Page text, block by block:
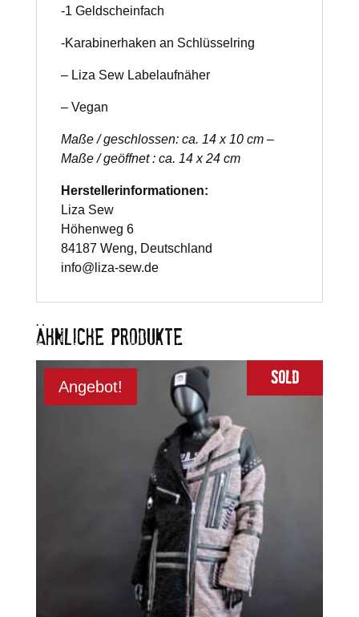
-1 Geldscheinfach
-Karabinerhaken an Schlüsselring
– Liza Sew Labelaufnäher
– Vegan
Maße / geschlossen: ca. 14 x 10 cm –
Maße / geöffnet : ca. 14 x 24 cm
Herstellerinformationen:
Liza Sew
Höhenweg 6
84187 Weng, Deutschland
info@liza-sew.de
ÄHNLICHE PRODUKTE
Angebot! Sold